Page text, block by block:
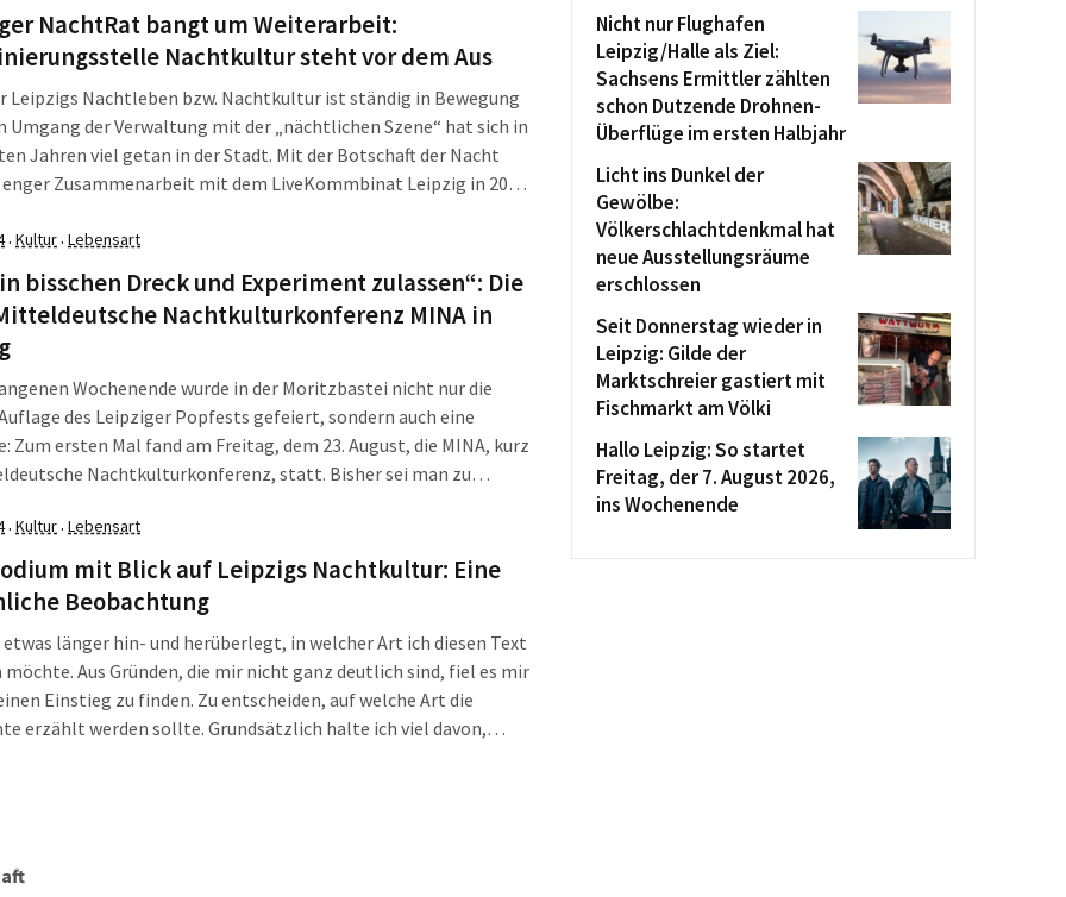
NachtRat bangt um Weiterarbeit:
Nachtkultur steht vor dem Aus
Leipzigs Nachtleben bzw. Nachtkultur ist ständig in Bewegung
Umgang der Verwaltung mit der „nächtlichen Szene“ hat sich in
Jahren viel getan in der Stadt. Mit der Botschaft der Nacht
enger Zusammenarbeit mit dem LiveKommbinat Leipzig in 2020
· Kultur· Lebensart
bisschen Dreck und Experiment zulassen“: Die
Nachtkulturkonferenz MINA in
Wochenende wurde in der Moritzbastei nicht nur die
des Leipziger Popfests gefeiert, sondern auch eine
Zum ersten Mal fand am Freitag, dem 23. August, die MINA, kurz
Nachtkulturkonferenz, statt. Bisher sei man zu
der Fokus auf die mitteldeutsche Region aber […]
· Kultur· Lebensart
mit Blick auf Leipzigs Nachtkultur: Eine
Beobachtung
etwas länger hin- und herüberlegt, in welcher Art ich diesen Text
möchte. Aus Gründen, die mir nicht ganz deutlich sind, fiel es mir
Einstieg zu finden. Zu entscheiden, auf welche Art die
erzählt werden sollte. Grundsätzlich halte ich viel davon,
Nicht nur Flughafen
Leipzig/Halle als Ziel:
Sachsens Ermittler zählten
schon Dutzende Drohnen-
Überflüge im ersten Halbjahr
Licht ins Dunkel der
Gewölbe:
Völkerschlachtdenkmal hat
neue Ausstellungsräume
erschlossen
Seit Donnerstag wieder in
Leipzig: Gilde der
Marktschreier gastiert mit
Fischmarkt am Völki
Hallo Leipzig: So startet
Freitag, der 7. August 2026,
ins Wochenende